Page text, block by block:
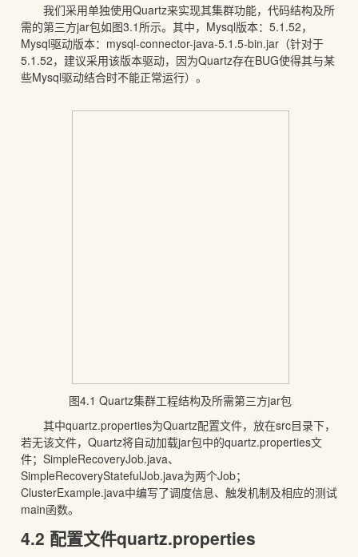
我们采用单独使用Quartz来实现其集群功能，代码结构及所
需的第三方jar包如图3.1所示。其中，Mysql版本：5.1.52，
Mysql驱动版本：mysql-connector-java-5.1.5-bin.jar（针对于
5.1.52，建议采用该版本驱动，因为Quartz存在BUG使得其与某
些Mysql驱动结合时不能正常运行）。
图4.1 Quartz集群工程结构及所需第三方jar包
其中quartz.properties为Quartz配置文件，放在src目录下，
若无该文件，Quartz将自动加载jar包中的quartz.properties文
件；SimpleRecoveryJob.java、
SimpleRecoveryStatefulJob.java为两个Job；
ClusterExample.java中编写了调度信息、触发机制及相应的测试
main函数。
4.2 配置文件quartz.properties